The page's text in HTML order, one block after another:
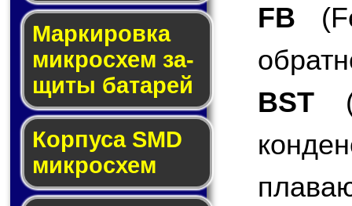
Мар­ки­ров­ка
мик­ро­схем за­
щи­ты ба­та­рей
Корпуса SMD
мик­ро­схем
FB
BST